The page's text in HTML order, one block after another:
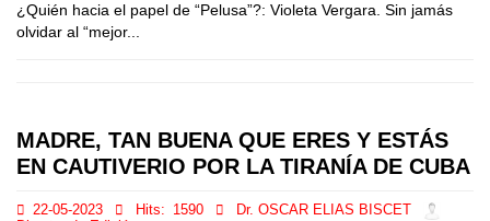
¿Quién hacia el papel de “Pelusa”?: Violeta Vergara. Sin jamás
olvidar al “mejor...
MADRE, TAN BUENA QUE ERES Y ESTÁS
EN CAUTIVERIO POR LA TIRANÍA DE CUBA
22-05-2023 Hits: 1590
Dr. OSCAR ELIAS BISCET